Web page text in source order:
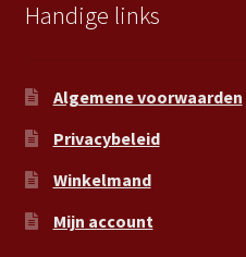
Handige links
Algemene voorwaarden
Privacybeleid
Winkelmand
Mijn account